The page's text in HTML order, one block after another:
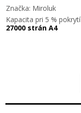
Značka: Miroluk
Kapacita pri 5 % pokrytí
27000 strán A4